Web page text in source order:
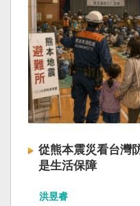
從熊本震災看台灣
是生活保障
洪昱睿